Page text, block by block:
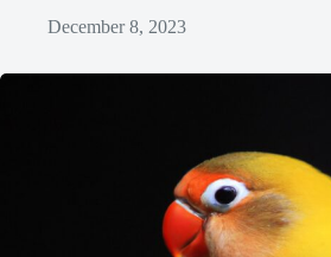
December 8, 2023